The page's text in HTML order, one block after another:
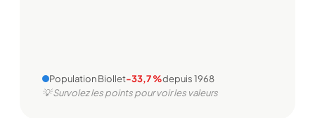
Population Biollet-33,7 %depuis 1968
💡 Survolez les points pour voir les valeurs